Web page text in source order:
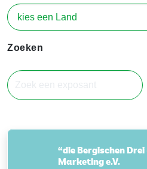
Zoeken
“die Bergischen
Marketing e.V.